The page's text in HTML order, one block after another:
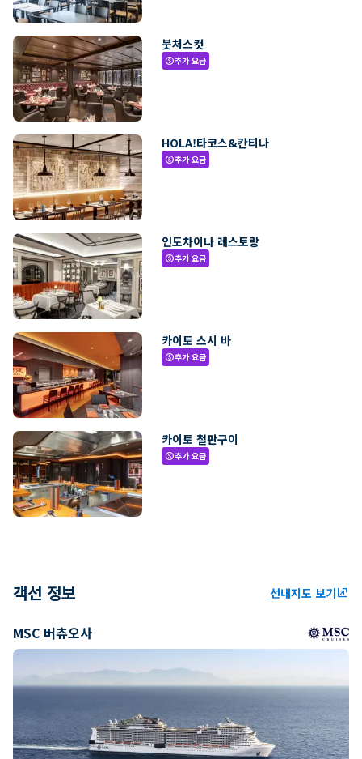
붓처스컷
paid추가 요금
HOLA!타코스&칸티나
paid추가 요금
인도차이나 레스토랑
paid추가 요금
카이토 스시 바
paid추가 요금
카이토 철판구이
paid추가 요금
객선 정보 선내지도 보기ungroup
MSC 버츄오사